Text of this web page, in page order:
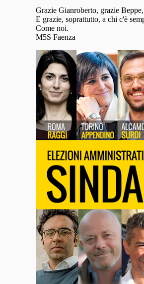
Grazie Gianroberto, grazie
E grazie, soprattutto, a chi c'è
Come noi.
M5S Faenza